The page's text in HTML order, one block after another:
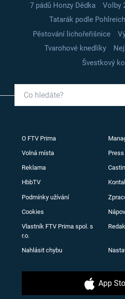
7 pádů Honzy Dědka
Volby
Tatarák podle
Pěstování lichořeřišnice
Tvarohové knedlíky
Švestkový
O FTV Prima
Volná místa Press
Reklama
HbbTV
Podmínky užívání
Cookies
Vlastník FTV Prima spol. s
r.o.
Nahlásit chybu
App